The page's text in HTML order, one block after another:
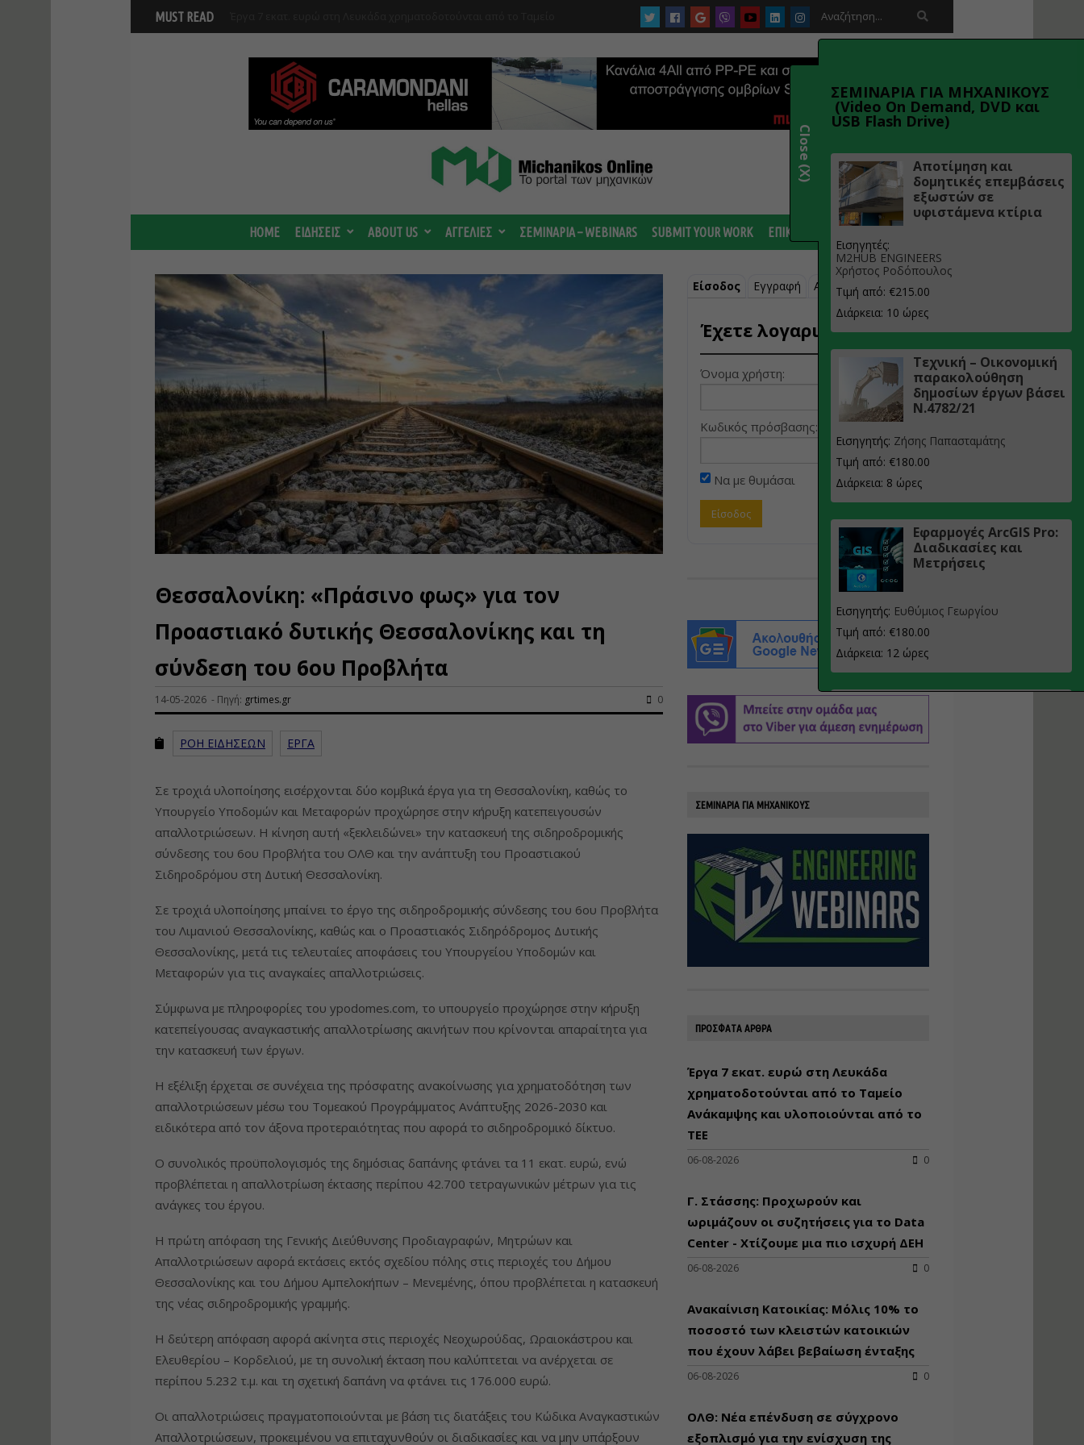
MUST READ 
HOME ΕΙΔΗΣΕΙΣ ABOUT US ΑΓΓΕΛΙΕΣ ΣΕΜΙΝΑΡΙΑ – WEBINARS SUBMIT YOUR WORK ΕΠΙΚΟΙΝΩΝΙΑ
Θεσσαλονίκη: «Πράσινο φως» για τον
Προαστιακό δυτικής Θεσσαλονίκης και τη
σύνδεση του 6ου Προβλήτα
14-05-2026 - Πηγή: grtimes.gr 0
ΡΟΗ ΕΙΔΗΣΕΩΝ ΕΡΓΑ
Σε τροχιά υλοποίησης εισέρχονται δύο κομβικά έργα για τη Θεσσαλονίκη, καθώς το
Υπουργείο Υποδομών και Μεταφορών προχώρησε στην κήρυξη κατεπειγουσών
απαλλοτριώσεων. Η κίνηση αυτή «ξεκλειδώνει» την κατασκευή της σιδηροδρομικής
σύνδεσης του 6ου Προβλήτα του ΟΛΘ και την ανάπτυξη του Προαστιακού
Σιδηροδρόμου στη Δυτική Θεσσαλονίκη.
Σε τροχιά υλοποίησης μπαίνει το έργο της σιδηροδρομικής σύνδεσης του 6ου Προβλήτα
του Λιμανιού Θεσσαλονίκης, καθώς και ο Προαστιακός Σιδηρόδρομος Δυτικής
Θεσσαλονίκης, μετά τις τελευταίες αποφάσεις του Υπουργείου Υποδομών και
Μεταφορών για τις αναγκαίες απαλλοτριώσεις.
Σύμφωνα με πληροφορίες του ypodomes.com, το υπουργείο προχώρησε στην κήρυξη
κατεπείγουσας αναγκαστικής απαλλοτρίωσης ακινήτων που κρίνονται απαραίτητα για
την κατασκευή των έργων.
Η εξέλιξη έρχεται σε συνέχεια της πρόσφατης ανακοίνωσης για χρηματοδότηση των
απαλλοτριώσεων μέσω του Τομεακού Προγράμματος Ανάπτυξης 2026-2030 και
ειδικότερα από τον άξονα προτεραιότητας που αφορά το σιδηροδρομικό δίκτυο.
Ο συνολικός προϋπολογισμός της δημόσιας δαπάνης φτάνει τα 11 εκατ. ευρώ, ενώ
προβλέπεται η απαλλοτρίωση έκτασης περίπου 42.700 τετραγωνικών μέτρων για τις
ανάγκες του έργου.
Η πρώτη απόφαση της Γενικής Διεύθυνσης Προδιαγραφών, Μητρώων και
Απαλλοτριώσεων αφορά εκτάσεις εκτός σχεδίου πόλης στις περιοχές του Δήμου
Θεσσαλονίκης και του Δήμου Αμπελοκήπων – Μενεμένης, όπου προβλέπεται η κατασκευή
της νέας σιδηροδρομικής γραμμής.
Η δεύτερη απόφαση αφορά ακίνητα στις περιοχές Νεοχωρούδας, Ωραιοκάστρου και
Ελευθερίου – Κορδελιού, με τη συνολική έκταση που καλύπτεται να ανέρχεται σε
περίπου 5.232 τ.μ. και τη σχετική δαπάνη να φτάνει τις 176.000 ευρώ.
Οι απαλλοτριώσεις πραγματοποιούνται με βάση τις διατάξεις του Κώδικα Αναγκαστικών
Απαλλοτριώσεων, προκειμένου να επιταχυνθούν οι διαδικασίες και να μην υπάρξουν
Είσοδος Εγγραφή Ανάκτηση κωδικού
Έχετε λογαριασμό;
Όνομα χρήστη:
Κωδικός πρόσβασης:
Να με θυμάσαι
ΣΕΜΙΝΑΡΙΑ ΓΙΑ ΜΗΧΑΝΙΚΟΥΣ
ΠΡΟΣΦΑΤΑ ΑΡΘΡΑ
Έργα 7 εκατ. ευρώ στη Λευκάδα
χρηματοδοτούνται από το Ταμείο
Ανάκαμψης και υλοποιούνται από το
ΤΕΕ
06-08-2026 0
Γ. Στάσσης: Προχωρούν και
ωριμάζουν οι συζητήσεις για το Data
Center - Χτίζουμε μια πιο ισχυρή ΔΕΗ
06-08-2026 0
Ανακαίνιση Κατοικίας: Μόλις 10% το
ποσοστό των κλειστών κατοικιών
που έχουν λάβει βεβαίωση ένταξης
06-08-2026 0
ΟΛΘ: Νέα επένδυση σε σύγχρονο
εξοπλισμό για την ενίσχυση της
ΣΕΜΙΝΑΡΙΑ ΓΙΑ ΜΗΧΑΝΙΚΟΥΣ
(Video On Demand, DVD και
USB Flash Drive)
Αποτίμηση και
δομητικές επεμβάσεις
εξωστών σε
υφιστάμενα κτίρια
Εισηγητές:
M2HUB ENGINEERS
Χρήστος Ροδόπουλος
Τιμή από: €215.00
Διάρκεια: 10 ώρες
Τεχνική – Οικονομική
παρακολούθηση
δημοσίων έργων βάσει
Ν.4782/21
Εισηγητής: Ζήσης Παπασταμάτης
Τιμή από: €180.00
Διάρκεια: 8 ώρες
Εφαρμογές ArcGIS Pro:
Διαδικασίες και
Μετρήσεις
Εισηγητής: Ευθύμιος Γεωργίου
Τιμή από: €180.00
Διάρκεια: 12 ώρες
υλοποίηση
φωτοβολταϊκών
Τιμή από: €230.00
Διάρκεια: 16 ώρες
Αρχιτεκτονικός
Σχεδιασμός με το
Rhinoceros
κoλυμβητικής
υδατοδεξαμενής
Χρήστος Ροδόπουλος
Διάρκεια: 14 ώρες
Διαδικασία
αδειοδότησης και
έκδοσης
κατάταξης
Εισηγητές:
Γραμματή Μπακλατσή
Νικόλαος Σαρούκος
Διάρκεια: 8 ώρες
Close (X)